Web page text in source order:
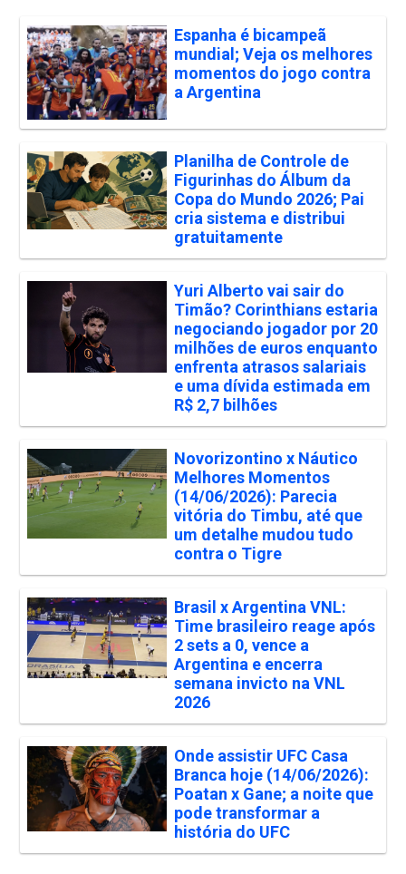
Espanha é bicampeã
mundial; Veja os melhores
momentos do jogo contra
a Argentina
Planilha de Controle de
Figurinhas do Álbum da
Copa do Mundo 2026; Pai
cria sistema e distribui
gratuitamente
Yuri Alberto vai sair do
Timão? Corinthians estaria
negociando jogador por 20
milhões de euros enquanto
enfrenta atrasos salariais
e uma dívida estimada em
R$ 2,7 bilhões
Novorizontino x Náutico
Melhores Momentos
(14/06/2026): Parecia
vitória do Timbu, até que
um detalhe mudou tudo
contra o Tigre
Brasil x Argentina VNL:
Time brasileiro reage após
2 sets a 0, vence a
Argentina e encerra
semana invicto na VNL
2026
Onde assistir UFC Casa
Branca hoje (14/06/2026):
Poatan x Gane; a noite que
pode transformar a
história do UFC